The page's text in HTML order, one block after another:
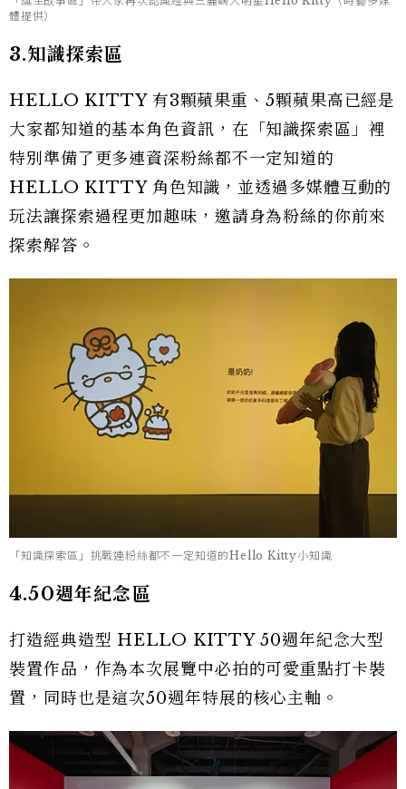
體提供）
3.知識探索區
HELLO KITTY 有3顆蘋果重、5顆蘋果高已經是
大家都知道的基本角色資訊，在「知識探索區」裡
特別準備了更多連資深粉絲都不一定知道的
HELLO KITTY 角色知識，並透過多媒體互動的
玩法讓探索過程更加趣味，邀請身為粉絲的你前來
探索解答。
「知識探索區」挑戰連粉絲都不一定知道的Hello Kitty小知識
4.50週年紀念區
打造經典造型 HELLO KITTY 50週年紀念大型
裝置作品，作為本次展覽中必拍的可愛重點打卡裝
置，同時也是這次50週年特展的核心主軸。